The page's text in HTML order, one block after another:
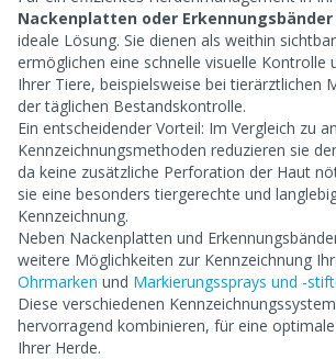
Nackenplatten oder
ideale Lösung. Sie dienen als weithin
ermöglichen eine schnelle visuelle Kontrolle
Ihrer Tiere, beispielsweise bei tierärztlichen
der täglichen Bestandskontrolle.
Ein entscheidender Vorteil: Im Vergleich zu
Kennzeichnungsmethoden reduzieren sie
da keine zusätzliche Perforation der Haut
sie eine besonders tiergerechte und
Kennzeichnung.
Neben Nackenplatten und
weitere Möglichkeiten zur Kennzeichnung
Ohrmarken und Markierungssprays und -
Diese verschiedenen
hervorragend kombinieren, für eine
Ihrer Herde.